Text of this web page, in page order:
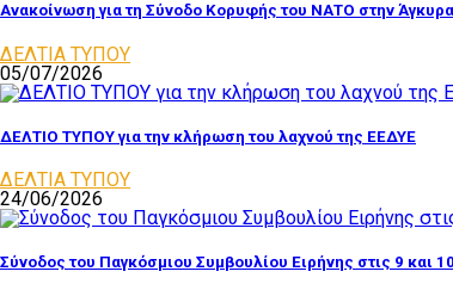
Ανακοίνωση για τη Σύνοδο Κορυφής του ΝΑΤΟ στην Άγκυρα
ΔΕΛΤΙΑ ΤΥΠΟΥ
05/07/2026
ΔΕΛΤΙΟ ΤΥΠΟΥ για την κλήρωση του λαχνού της ΕΕΔΥΕ
ΔΕΛΤΙΑ ΤΥΠΟΥ
24/06/2026
Σύνοδος του Παγκόσμιου Συμβουλίου Ειρήνης στις 9 και